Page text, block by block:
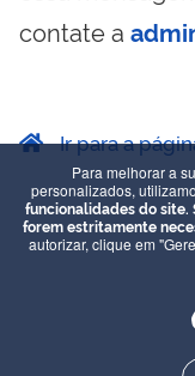
contate a
Ir para a
Para melhorar a
personalizados,
funcionalidades do site.
forem estritamente
autorizar, clique em